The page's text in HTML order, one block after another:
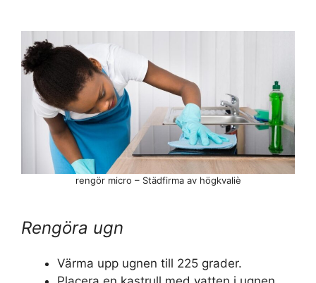
Rengöra ugn
Värma upp ugnen till 225 grader.
rengör micro – Städfirma av högkvaliè